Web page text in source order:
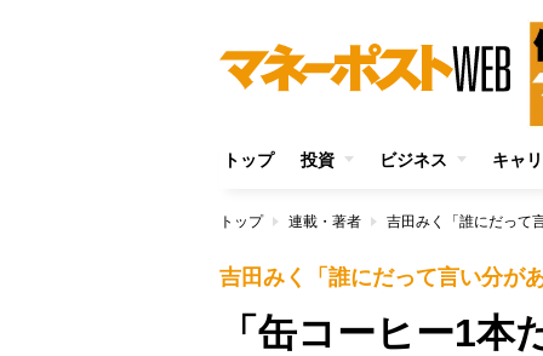
トップ 投資 ビジネス キャ
トップ 連載・著者 吉田みく「誰にだって
吉田みく「誰にだって言い分があ
「缶コーヒー1本